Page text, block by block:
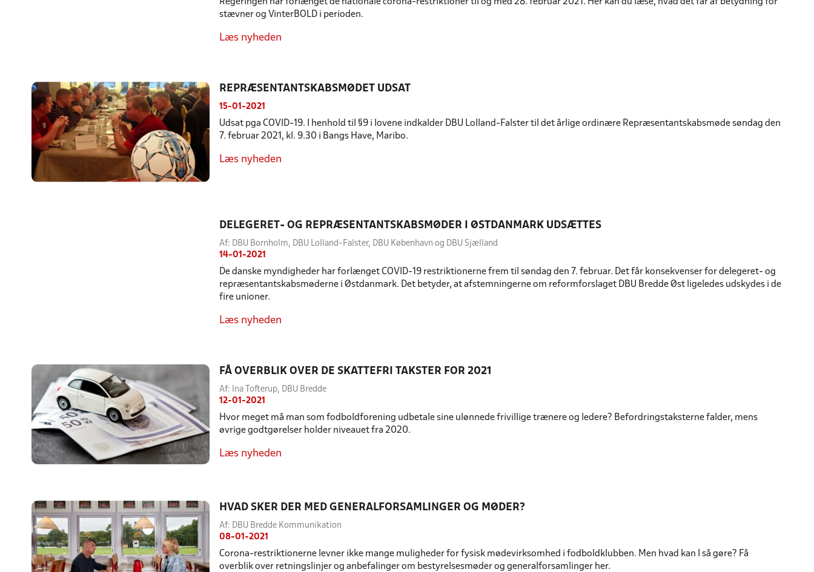
Regeringen har forlænget de nationale corona-restriktioner til og med 28. februar 2021. Her kan du læse, hvad det får af betydning for
stævner og VinterBOLD i perioden.
Læs nyheden
REPRÆSENTANTSKABSMØDET UDSAT
15-01-2021
Udsat pga COVID-19. I henhold til §9 i lovene indkalder DBU Lolland-Falster til det årlige ordinære Repræsentantskabsmøde søndag den
7. februar 2021, kl. 9.30 i Bangs Have, Maribo.
Læs nyheden
DELEGERET- OG REPRÆSENTANTSKABSMØDER I ØSTDANMARK UDSÆTTES
Af: DBU Bornholm, DBU Lolland-Falster, DBU København og DBU Sjælland
14-01-2021
De danske myndigheder har forlænget COVID-19 restriktionerne frem til søndag den 7. februar. Det får konsekvenser for delegeret- og
repræsentantskabsmøderne i Østdanmark. Det betyder, at afstemningerne om reformforslaget DBU Bredde Øst ligeledes udskydes i de
fire unioner.
Læs nyheden
FÅ OVERBLIK OVER DE SKATTEFRI TAKSTER FOR 2021
Af: Ina Tofterup, DBU Bredde
12-01-2021
Hvor meget må man som fodboldforening udbetale sine ulønnede frivillige trænere og ledere? Befordringstaksterne falder, mens
øvrige godtgørelser holder niveauet fra 2020.
Læs nyheden
HVAD SKER DER MED GENERALFORSAMLINGER OG MØDER?
Af: DBU Bredde Kommunikation
08-01-2021
Corona-restriktionerne levner ikke mange muligheder for fysisk mødevirksomhed i fodboldklubben. Men hvad kan I så gøre? Få
overblik over retningslinjer og anbefalinger om bestyrelsesmøder og generalforsamlinger her.